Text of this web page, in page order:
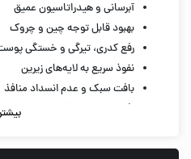
آبرسانی و هیدراتاسیون عمیق
بهبود قابل توجه چین و چروک
رفع کدری، تیرگی و خستگی
نفوذ سریع به لایه‌های زیرین
بافت سبک و عدم انسداد منافذ
افزایش خاصیت کشسانی و الاسیته
100 میل